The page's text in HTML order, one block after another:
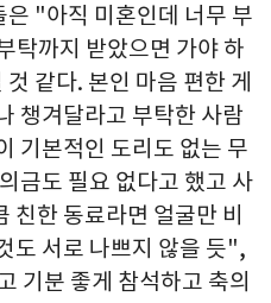
"아직 미혼인데 너무 부
탁까지 받았으면 가야 하
같다. 본인 마음 편한 게
챙겨달라고 부탁한 사람
기본적인 도리도 없는 무
금도 필요 없다고 했고 사
친한 동료라면 얼굴만 비
도 서로 나쁘지 않을 듯",
기분 좋게 참석하고 축의